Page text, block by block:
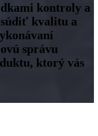
kontroly a
kvalitu a
správu
ktorý vás